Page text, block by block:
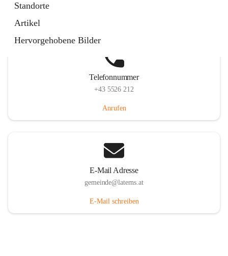
Standorte
Artikel
Hervorgehobene Bilder
Telefonnummer
+43 5526 212
Anrufen
E-Mail Adresse
gemeinde@laterns.at
E-Mail schreiben